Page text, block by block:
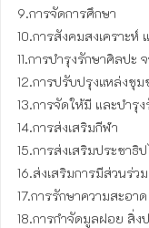
9.การจัดการศึกษา
10.การสังคมสงเคราะ
11.การบำรุงรักษาศิลป
12.การปรับปรุงแหล่งชุ
13.การจัดให้มี และบำรุ
14.การส่งเสริมกีฬา
15.การส่งเสริมประชา
16.ส่งเสริมการมีส่วนร่
17.การรักษาความสะอา
18.การกำจัดมูลฝอย สิ่ง